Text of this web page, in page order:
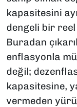
kapasitesini
dengeli bir reel
Buradan
enflasyonla
değil;
kapasitesine,
vermeden